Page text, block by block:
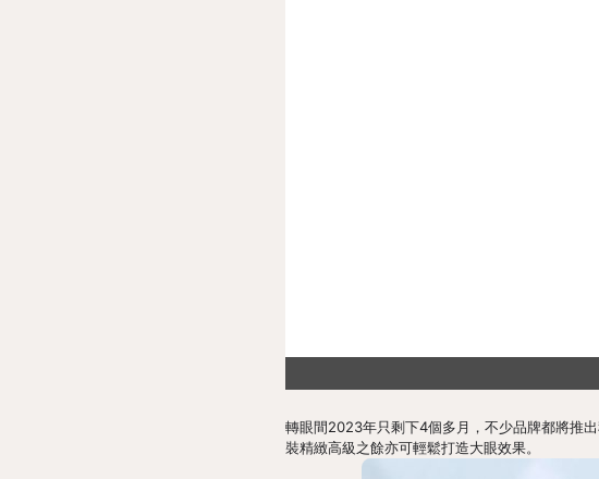
轉眼間2023年只剩下4個多月，不少品牌都將推
裝精緻高級之餘亦可輕鬆打造大眼效果。